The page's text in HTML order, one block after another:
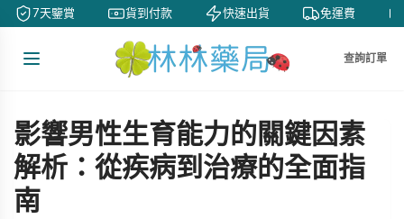
7天鑒賞 貨到付款 快速出貨 免運費
查詢訂單
影響男性生育能力的關鍵因素
解析：從疾病到治療的全面指
南